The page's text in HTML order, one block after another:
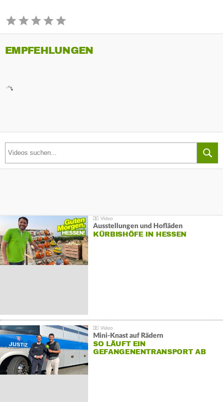
EMPFEHLUNGEN
Ausstellungen und Hofläden
KÜRBISHÖFE IN HESSEN
Mini-Knast auf Rädern
SO LÄUFT EIN
GEFANGENENTRANSPORT AB